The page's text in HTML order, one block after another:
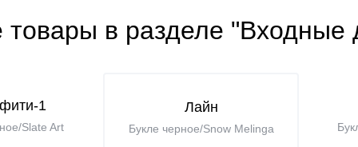
товары в разделе "Входные
1
Slate Art
Лайн
Букле черное/Snow Melinga